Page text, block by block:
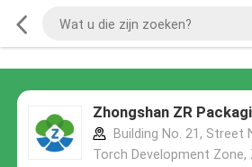
Zhongshan ZR
Building No. 21, Street
Torch Development Zone,